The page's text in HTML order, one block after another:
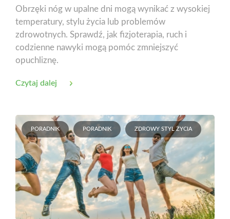
Obrzęki nóg w upalne dni mogą wynikać z wysokiej
temperatury, stylu życia lub problemów
zdrowotnych. Sprawdź, jak fizjoterapia, ruch i
codzienne nawyki mogą pomóc zmniejszyć
opuchliznę.
Czytaj dalej
PORADNIK PORADNIK ZDROWY STYL ŻYCIA